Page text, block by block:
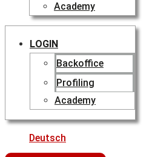
Academy
LOGIN
Backoffice
Profiling
Academy
Deutsch